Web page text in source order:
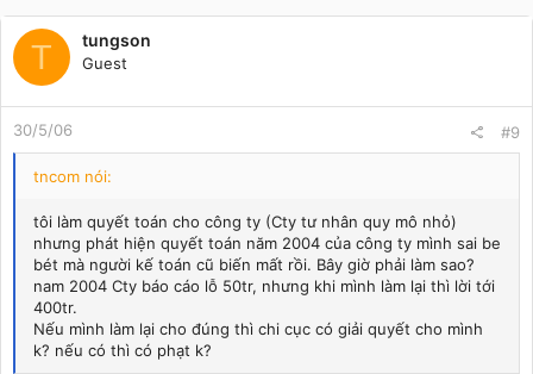
T tungson
Guest
30/5/06 #9
tncom nói:
tôi làm quyết toán cho công ty (Cty tư nhân quy mô nhỏ)
nhưng phát hiện quyết toán năm 2004 của công ty mình sai be
bét mà người kế toán cũ biến mất rồi. Bây giờ phải làm sao?
nam 2004 Cty báo cáo lỗ 50tr, nhưng khi mình làm lại thì lời tới
400tr.
Nếu mình làm lại cho đúng thì chi cục có giải quyết cho mình
k? nếu có thì có phạt k?